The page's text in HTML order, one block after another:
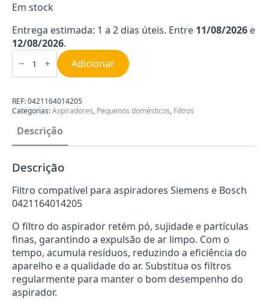
Em stock
Entrega estimada: 1 a 2 dias úteis. Entre 11/08/2026 e
12/08/2026.
Quantidade
de
para
Siemens
Bosch
0421164014205
Adicionar
REF:0421164014205
Categorias:Aspiradores, Pequenos domésticos, Filtros
Descrição
Descrição
Filtro compatível para aspiradores Siemens e Bosch
0421164014205
O filtro do aspirador retém pó, sujidade e partículas
finas, garantindo a expulsão de ar limpo. Com o
tempo, acumula resíduos, reduzindo a eficiência do
aparelho e a qualidade do ar. Substitua os filtros
regularmente para manter o bom desempenho do
aspirador.